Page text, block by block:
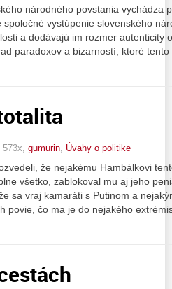
národného povstania vychádza
vystúpenie slovenského
a dodávajú im rozmer autenticity
paradoxov a bizarností, ktoré
gumurin Úvahy o politike
že nejakému Hambálkovi
všetko, zablokoval mu aj jeho
sa vraj kamaráti s Putinom a
povie, čo ma je do nejakého